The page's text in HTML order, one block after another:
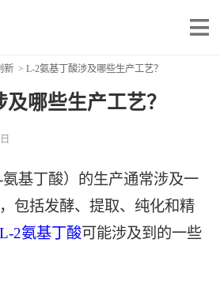
新> L-2氨基丁酸涉及哪些生产工艺？
哪些生产工艺？
基丁酸）的生产通常涉及一
包括发酵、提取、纯化和精
L-2氨基丁酸可能涉及到的一些